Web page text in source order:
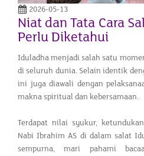
2026-05-13
Niat dan Tata Cara
Perlu Diketahui
Iduladha menjadi salah satu
di seluruh dunia. Selain identik
ini juga diawali dengan
makna spiritual dan kebersamaan.
Terdapat nilai syukur,
Nabi Ibrahim AS di dalam salat
sempurna, mari pahami